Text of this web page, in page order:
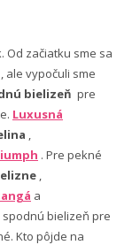
Od začiatku sme sa
, ale vypočuli sme
bielizeň pre
Luxusná
,
. Pre pekné
,
a
bielizeň pre
Kto pôjde na